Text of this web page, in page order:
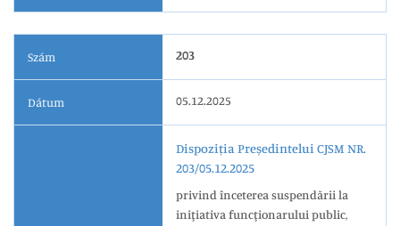
Szám 203
Dátum 05.12.2025
Dispoziția Președintelui CJSM NR.
203/05.12.2025
privind înceterea suspendării la
iniţiativa funcţionarului public,